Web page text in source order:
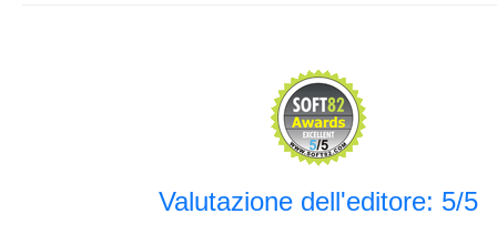
Valutazione dell'editore: 5/5